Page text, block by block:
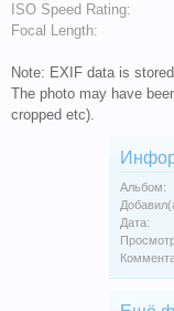
ISO Speed Rating:
Focal Length:
Note: EXIF data is
The photo may have
cropped etc).
Альбом:
Дата: